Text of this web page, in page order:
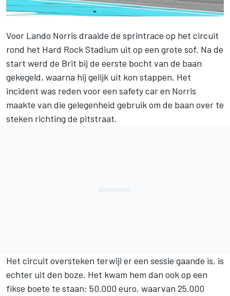
Voor Lando Norris draaide de sprintrace op het circuit
rond het Hard Rock Stadium uit op een grote sof. Na de
start werd de Brit bij de eerste bocht van de baan
gekegeld, waarna hij gelijk uit kon stappen. Het
incident was reden voor een safety car en Norris
maakte van die gelegenheid gebruik om de baan over te
steken richting de pitstraat.
Het circuit oversteken terwijl er een sessie gaande is, is
echter uit den boze. Het kwam hem dan ook op een
fikse boete te staan: 50.000 euro, waarvan 25.000